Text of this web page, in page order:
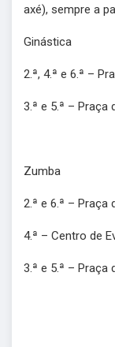
axé), sempre a
Ginástica
2.ª, 4.ª e 6.ª –
3.ª e 5.ª –
Zumba
2.ª e 6.ª –
4.ª – Centro de
3.ª e 5.ª –